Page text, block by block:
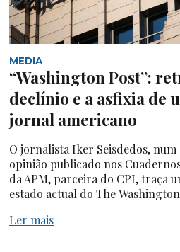
MEDIA
“Washington Post”:
declínio e a asfixia de
jornal americano
O jornalista Iker Seisdedos,
opinião publicado nos
da APM, parceira do CPI, traça
estado actual do The
Ler mais